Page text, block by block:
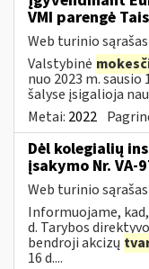
VMI parengė
Web turinio sąrašas
Valstybinė
nuo 2023 m. sausio
šalyse įsigalioja
Metai: 2022
Dėl kolegialių
įsakymo Nr.
Web turinio sąrašas
Informuojame,
d. Tarybos
bendroji akcizų
16 d....